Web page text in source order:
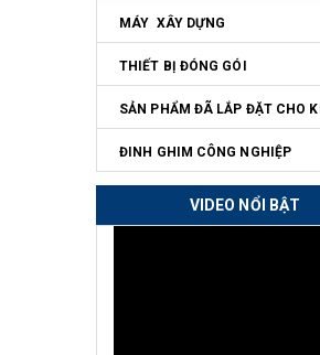
MÁY  XÂY DỰNG
THIẾT BỊ ĐÓNG GÓI
SẢN PHẨM ĐÃ LẮP ĐẶT CHO
ĐINH GHIM CÔNG NGHIỆP
VIDEO NỔI BẬT